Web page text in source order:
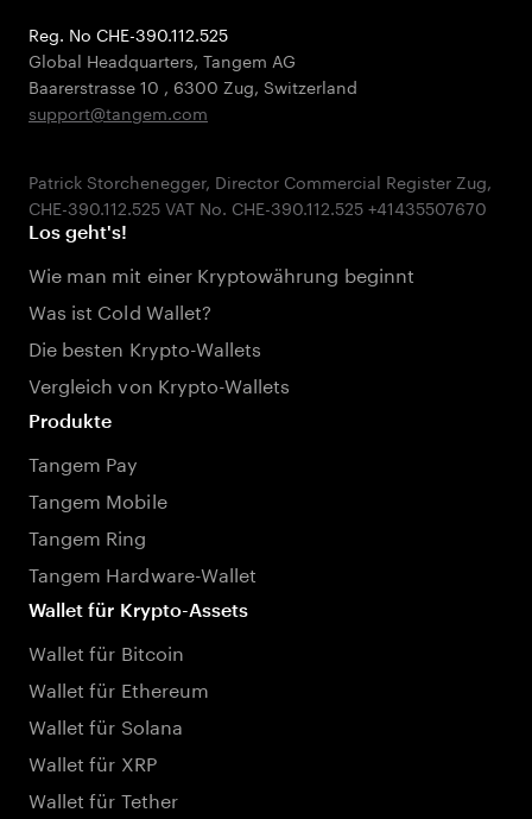
Reg. No CHE-390.112.525
Global Headquarters, Tangem AG
Baarerstrasse 10 , 6300 Zug, Switzerland
support@tangem.com
Patrick Storchenegger, Director Commercial Register Zug,
Los geht's!
Wie man mit einer Kryptowährung beginnt
Was ist Cold Wallet?
Die besten Krypto-Wallets
Vergleich von Krypto-Wallets
Produkte
Tangem Pay
Tangem Mobile
Tangem Ring
Tangem Hardware-Wallet
Wallet für Krypto-Assets
Wallet für Bitcoin
Wallet für Ethereum
Wallet für Solana
Wallet für XRP
Wallet für Tether